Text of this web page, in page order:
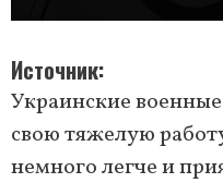
Источник
Украинские
свою тяжелую
немного легче и